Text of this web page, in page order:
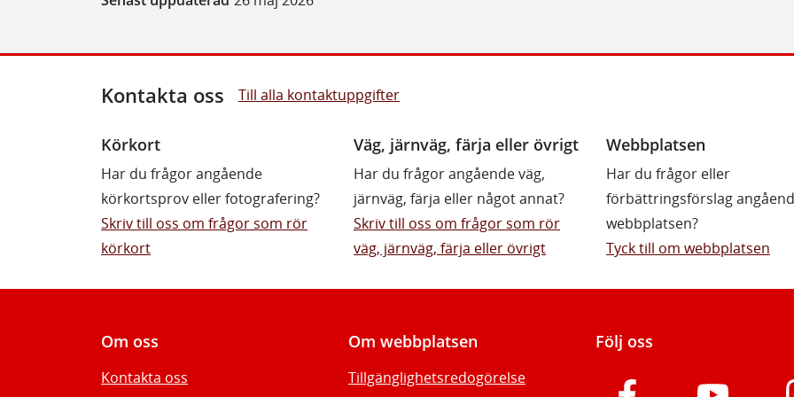
Kontakta oss Till alla kontaktuppgifter
Körkort
Har du frågor angående
körkortsprov eller fotografering?
Skriv till oss om frågor som rör
körkort
Väg, järnväg, färja eller övrigt
Har du frågor angående väg,
järnväg, färja eller något annat?
Skriv till oss om frågor som rör
väg, järnväg, färja eller övrigt
Webbplatsen
Har du frågor eller
förbättringsförslag
webbplatsen?
Tyck till om webbplatsen
Om oss
Kontakta oss
Om webbplatsen
Tillgänglighetsredogörelse
Följ oss